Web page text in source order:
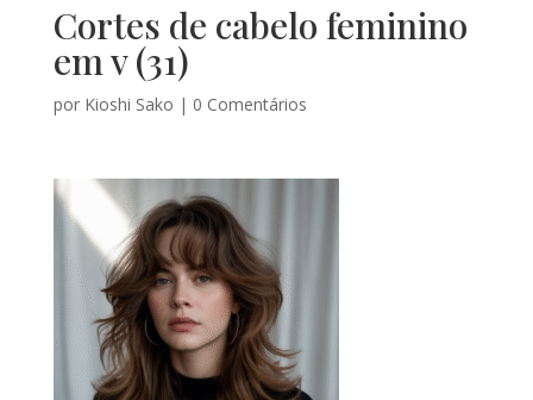
Cortes de cabelo feminino
em v (31)
por Kioshi Sako | 0 Comentários